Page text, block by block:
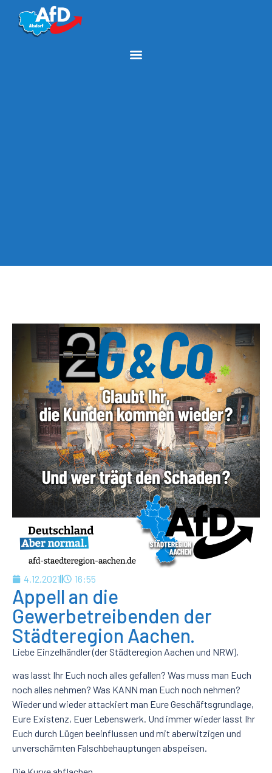
4.12.2021 16:55
Appell an die
Gewerbetreibenden der
Städteregion Aachen.
Liebe Einzelhändler (der Städteregion Aachen und NRW),
was lasst Ihr Euch noch alles gefallen? Was muss man Euch
noch alles nehmen? Was KANN man Euch noch nehmen?
Wieder und wieder attackiert man Eure Geschäftsgrundlage,
Eure Existenz, Euer Lebenswerk. Und immer wieder lasst Ihr
Euch durch Lügen beeinflussen und mit aberwitzigen und
unverschämten Falschbehauptungen abspeisen.